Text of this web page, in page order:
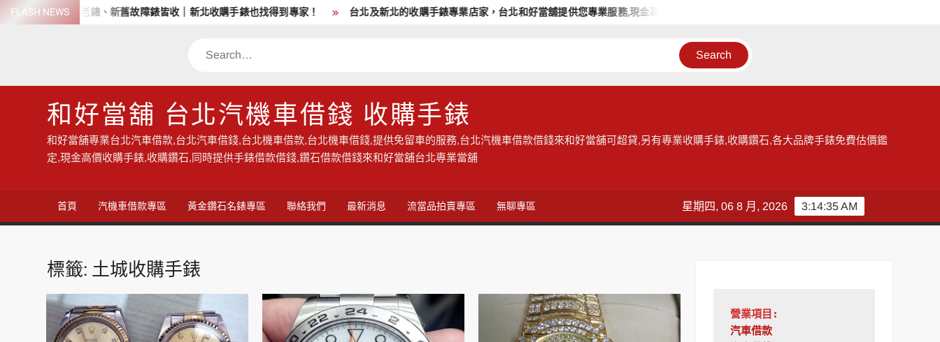
SkipFLASH NEWS
回收名錶、老錶、新舊故障錶皆收｜新北收購手錶也找得到專家！ 台北及新北的收購手錶專業店家，台北和好當舖提供您專業服務,現金高價收購手錶
Search
和好當舖 台北汽機車借錢 收購手錶
和好當舖專業台北汽車借款,台北汽車借錢,台北機車借款,台北機車借錢,提供免留車的服務,台北汽機車借款借錢來和好當舖可超貸,另有專業收購手錶,收購鑽石,各大品牌手錶免費估價鑑
定,現金高價收購手錶,收購鑽石,同時提供手錶借款借錢,鑽石借款借錢來和好當舖台北專業當舖
首頁 汽機車借款專區 黃金鑽石名錶專區 聯絡我們 最新消息 流當品拍賣專區 無聊專區 3:14:36 AM
星期四, 06 8 月, 2026
標籤: 土城收購手錶
營業項目:
汽車借款